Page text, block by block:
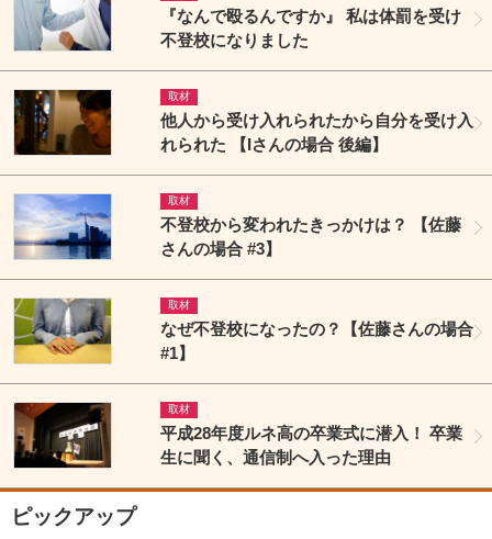
『なんで殴るんですか』 私は体罰を受け
不登校になりました
取材
他人から受け入れられたから自分を受け入
れられた 【Iさんの場合 後編】
取材
不登校から変われたきっかけは？ 【佐藤
さんの場合 #3】
取材
なぜ不登校になったの？【佐藤さんの場合
#1】
取材
平成28年度ルネ高の卒業式に潜入！ 卒業
生に聞く、通信制へ入った理由
ピックアップ